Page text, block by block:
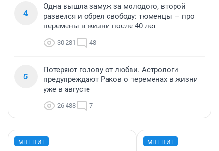
4
Одна вышла замуж за молодого, второй
развелся и обрел свободу: тюменцы — про
перемены в жизни после 40 лет
30 281 48
5
Потеряют голову от любви. Астрологи
предупреждают Раков о переменах в жизни
уже в августе
26 488 7
МНЕНИЕ МНЕНИЕ